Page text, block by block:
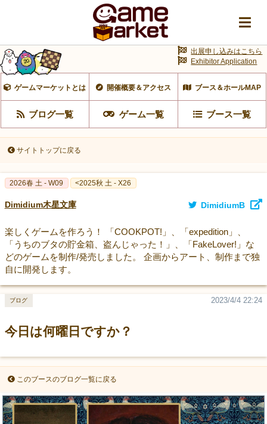
ゲームマーケットとは 開催概要＆アクセス ブース＆ホールMAP
ブログ一覧 ゲーム一覧 ブース一覧
出展申し込みはこちら
Exhibitor Application
サイトトップに戻る
2026春 土 - W09 <2025秋 土 - X26
Dimidium木星文庫 DimidiumB
楽しくゲームを作ろう！ 「COOKPOT!」、「expedition」、
「うちのブタの貯金箱、盗んじゃった！」、「FakeLover!」な
どのゲームを制作/発売しました。 企画からアート、制作まで独
自に開発します。
今日は何曜日ですか？
2023/4/4 22:24
ブログ
このブースのブログ一覧に戻る